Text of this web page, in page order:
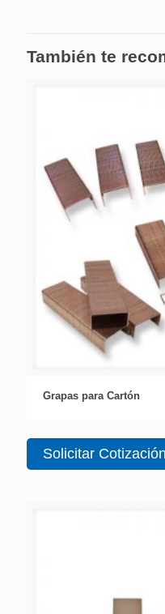
También te
Grapas para Cartón
Solicitar Cotización